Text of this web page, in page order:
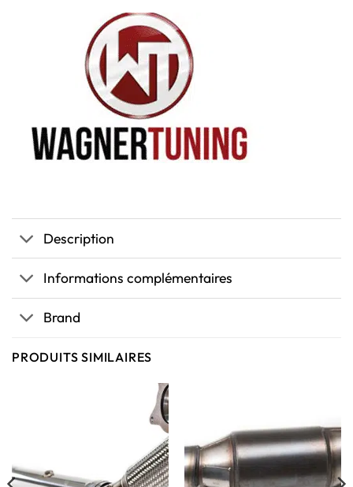
Description
Informations complémentaires
Brand
PRODUITS SIMILAIRES